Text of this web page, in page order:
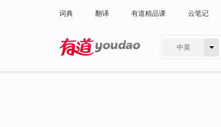
词典 翻译 有道精品课 云笔记
中英